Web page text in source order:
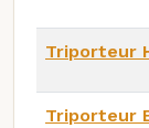
Triporteur
Triporteur